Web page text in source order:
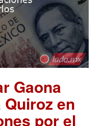
Gaona
en
por el